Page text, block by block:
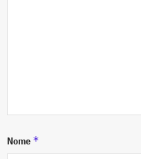
Nome *